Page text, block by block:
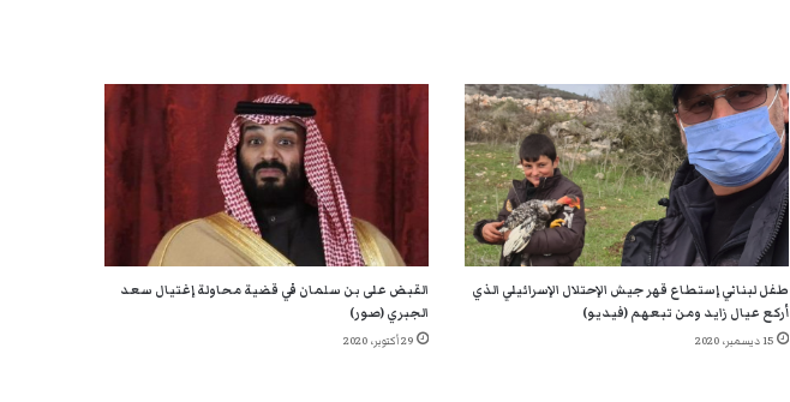
طفل لبناني إستطاع قهر جيش الإحتلال الإسرائيلي الذي
أركع عيال زايد ومن تبعهم (فيديو)
15 ديسمبر، 2020
القبض على بن سلمان في قضية محاولة إغتيال سعد
الجبري (صور)
29 أكتوبر، 2020